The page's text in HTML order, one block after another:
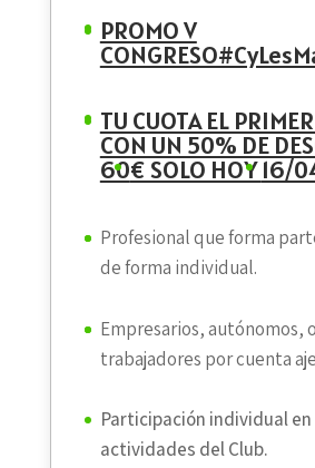
PROMO V
TU CUOTA EL
CON UN 50% DE
60€ SOLO HOY16/
Profesional que forma
de forma individual.
Empresarios, autónomos, o
trabajadores por cuenta
Participación individual
actividades del Club.